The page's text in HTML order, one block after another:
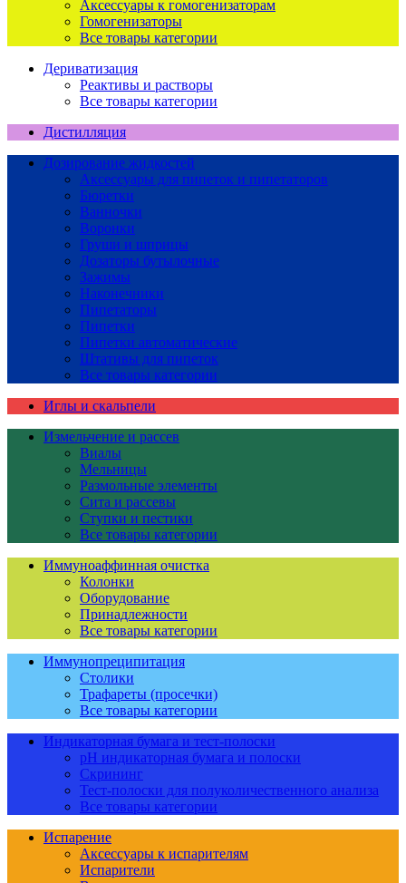
Аксессуары к гомогенизаторам
Гомогенизаторы
Все товары категории
Дериватизация
Реактивы и растворы
Все товары категории
Дистилляция
Дозирование жидкостей
Аксессуары для пипеток и пипетаторов
Бюретки
Ванночки
Воронки
Груши и шприцы
Дозаторы бутылочные
Зажимы
Наконечники
Пипетаторы
Пипетки
Пипетки автоматические
Штативы для пипеток
Все товары категории
Иглы и скальпели
Измельчение и рассев
Виалы
Мельницы
Размольные элементы
Сита и рассевы
Ступки и пестики
Все товары категории
Иммуноаффинная очистка
Колонки
Оборудование
Принадлежности
Все товары категории
Иммунопреципитация
Столики
Трафареты (просечки)
Все товары категории
Индикаторная бумага и тест-полоски
pH индикаторная бумага и полоски
Скрининг
Тест-полоски для полуколичественного анализа
Все товары категории
Испарение
Аксессуары к испарителям
Испарители